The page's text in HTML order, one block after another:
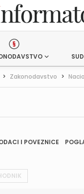
> Zakonodavstvo >
I POVEZNICE